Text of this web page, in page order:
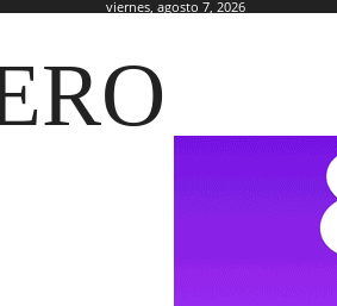
viernes, agosto 7, 2026